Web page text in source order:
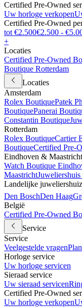
Certified Pre-Owned
Uw horloge verkopen
Certified Pre-Owned
tot €2.500€2.500 -
+
Locaties
Certified Pre-Owned
Boutique Rotterdam
Locaties
Amsterdam
Rolex BoutiquePatek
BoutiquePanerai
Constantin Boutique
Rotterdam
Rolex BoutiqueCartier
BoutiqueCertified Pre-
Eindhoven & Maastricht
Watch Boutique
Maastricht
Landelijke
Den BoschDen Haag
België
Certified Pre-Owned
Service
Service
Veelgestelde vragen
Horloge service
Uw horloge servicen
Sieraad service
Uw sieraad servicen
Certified Pre-Owned
Uw horloge verkopen